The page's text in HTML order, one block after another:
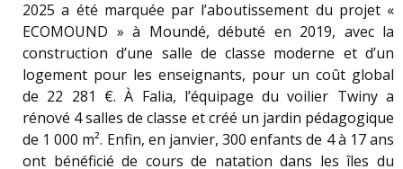
2025 a été marquée par l’aboutissement du projet «
ECOMOUND » à Moundé, débuté en 2019, avec la
construction d’une salle de classe moderne et d’un
logement pour les enseignants, pour un coût global
de 22 281 €. À Falia, l’équipage du voilier Twiny a
rénové 4 salles de classe et créé un jardin pédagogique
de 1 000 m². Enfin, en janvier, 300 enfants de 4 à 17 ans
ont bénéficié de cours de natation dans les îles du